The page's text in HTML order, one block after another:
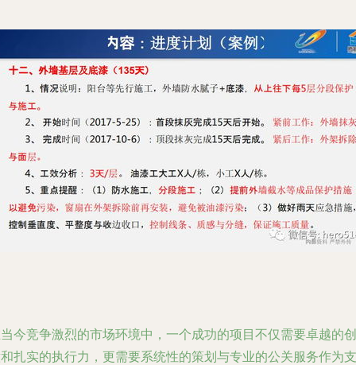
今竞争激烈的市场环境中，一个成功的项目不仅需要卓越的创
扎实的执行力，更需要系统性的策划与专业的公关服务作为支